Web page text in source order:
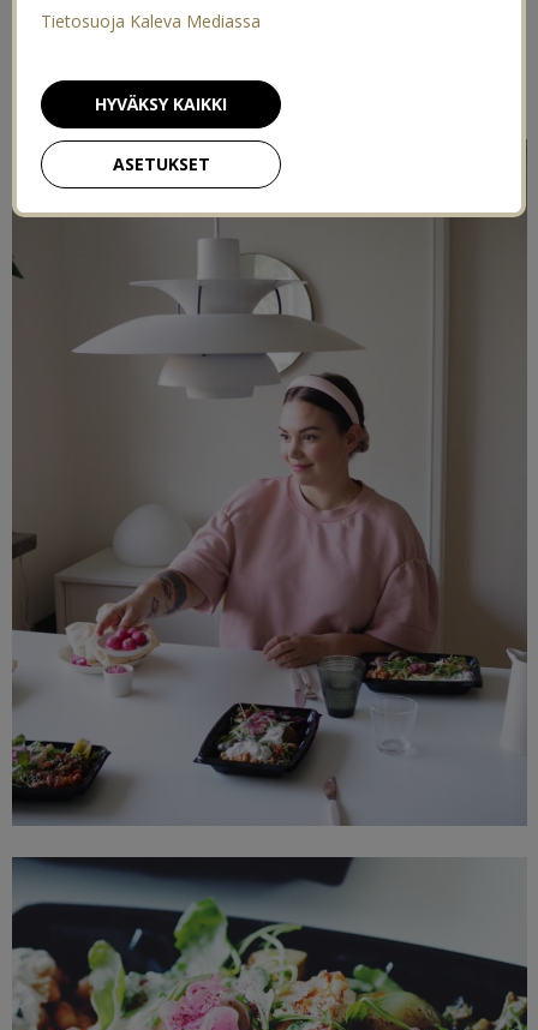
kanssa
Tietosuoja Kaleva Mediassa
ASETUKSET
HYVÄKSY KAIKKI